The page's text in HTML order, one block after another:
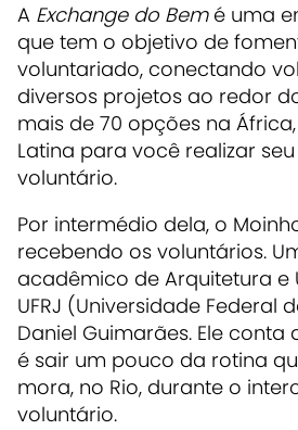
A Exchange do Bem é uma
que tem o objetivo de
voluntariado, conectando
diversos projetos ao redor
mais de 70 opções na
Latina para você realizar
voluntário.‌
Por intermédio dela, o
recebendo os voluntários.
acadêmico de Arquitetura e
UFRJ (Universidade Federal
Daniel Guimarães. Ele conta
é sair um pouco da rotina
mora, no Rio, durante o
voluntário.‌